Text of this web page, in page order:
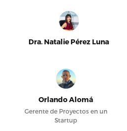
Dra. Natalie Pérez Luna
Orlando Alomá
Gerente de Proyectos en un
Startup